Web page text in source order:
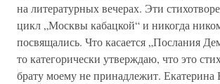
на литературных вечерах. Эти
цикл „Москвы кабацкой“ и никогда
посвящались. Что касается „Послания
то категорически утверждаю, что это
брату моему не принадлежит. Екатерина